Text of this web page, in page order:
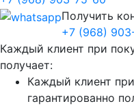
Получить
+7 (968)
Каждый клиент при
получает:
Каждый клиент
гарантированно